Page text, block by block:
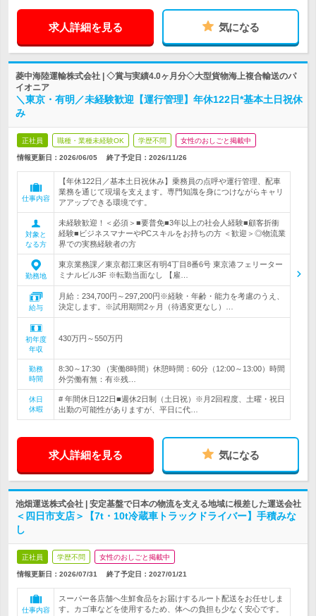
求人詳細を見る 気になる
菱中海陸運輸株式会社 | ◇賞与実績4.0ヶ月分◇大型貨物海上複合輸送のパ
イオニア
＼東京・有明／未経験歓迎【運行管理】年休122日*基本土日祝休
み
正社員 職種・業種未経験OK 学歴不問 女性のおしごと掲載中
情報更新日：2026/06/05 終了予定日： 2026/11/26
仕事内容
【年休122日／基本土日祝休み】乗務員の点呼や運行管理、配車
業務を通じて現場を支えます。専門知識を身につけながらキャリ
アアップできる環境です。
対象と
なる方
未経験歓迎！＜必須＞■要普免■3年以上の社会人経験■顧客折衝
経験■ビジネスマナーやPCスキルをお持ちの方 ＜歓迎＞◎物流業
界での実務経験者の方
勤務地
東京業務課／東京都江東区有明4丁目8番6号 東京港フェリーター
ミナルビル3F ※転勤当面なし 【雇…
給与
月給：234,700円～297,200円※経験・年齢・能力を考慮のうえ、
決定します。※試用期間2ヶ月（待遇変更なし）…
初年度
年収
430万円～550万円
勤務
時間
8:30～17:30 （実働8時間）休憩時間：60分（12:00～13:00）時間
外労働有無：有※残…
休日
休暇
# 年間休日122日■週休2日制（土日祝）※月2回程度、土曜・祝日
出勤の可能性がありますが、平日に代…
求人詳細を見る 気になる
池畑運送株式会社 | 安定基盤で日本の物流を支える地域に根差した運送会社
＜四日市支店＞【7t・10t冷蔵車トラックドライバー】手積みな
し
正社員 学歴不問 女性のおしごと掲載中
情報更新日：2026/07/31 終了予定日： 2027/01/21
仕事内容
スーパー各店舗へ生鮮食品をお届けするルート配送をお任せしま
す。カゴ車などを使用するため、体への負担も少なく安心です。